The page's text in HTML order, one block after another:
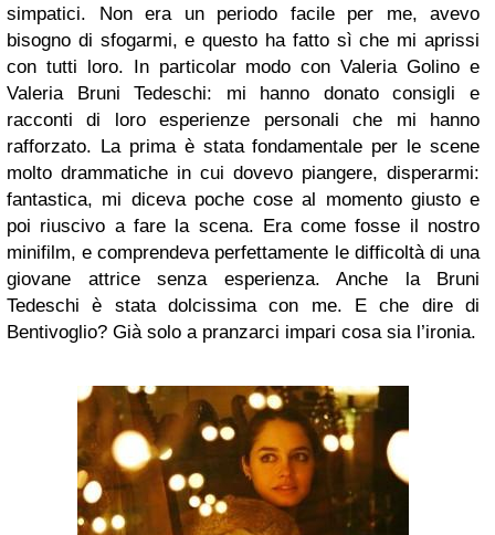
simpatici. Non era un periodo facile per me, avevo
bisogno di sfogarmi, e questo ha fatto sì che mi aprissi
con tutti loro. In particolar modo con Valeria Golino e
Valeria Bruni Tedeschi: mi hanno donato consigli e
racconti di loro esperienze personali che mi hanno
rafforzato. La prima è stata fondamentale per le scene
molto drammatiche in cui dovevo piangere, disperarmi:
fantastica, mi diceva poche cose al momento giusto e
poi riuscivo a fare la scena. Era come fosse il nostro
minifilm, e comprendeva perfettamente le difficoltà di una
giovane attrice senza esperienza. Anche la Bruni
Tedeschi è stata dolcissima con me. E che dire di
Bentivoglio? Già solo a pranzarci impari cosa sia l’ironia.